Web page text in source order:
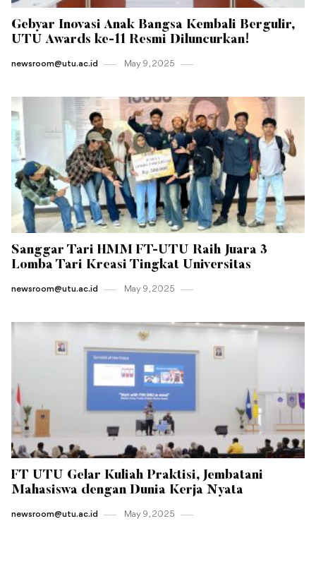
Gebyar Inovasi Anak Bangsa Kembali Bergulir,
UTU Awards ke-11 Resmi Diluncurkan!
newsroom@utu.ac.id May 9 , 2025
Sanggar Tari HMM FT-UTU Raih Juara 3
Lomba Tari Kreasi Tingkat Universitas
newsroom@utu.ac.id May 9 , 2025
FT UTU Gelar Kuliah Praktisi, Jembatani
Mahasiswa dengan Dunia Kerja Nyata
newsroom@utu.ac.id May 9 , 2025